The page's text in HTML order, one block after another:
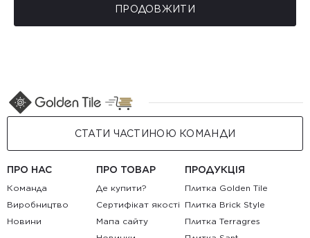
ПРОДОВЖИТИ
СТАТИ ЧАСТИНОЮ КОМАНДИ
ПРО НАС
Команда
Виробництво
Новини
ПРО ТОВАР
Де купити?
Сертифікат якості
Мапа сайту
ПРОДУКЦІЯ
Плитка Golden Tile
Плитка Brick Style
Плитка Terragres